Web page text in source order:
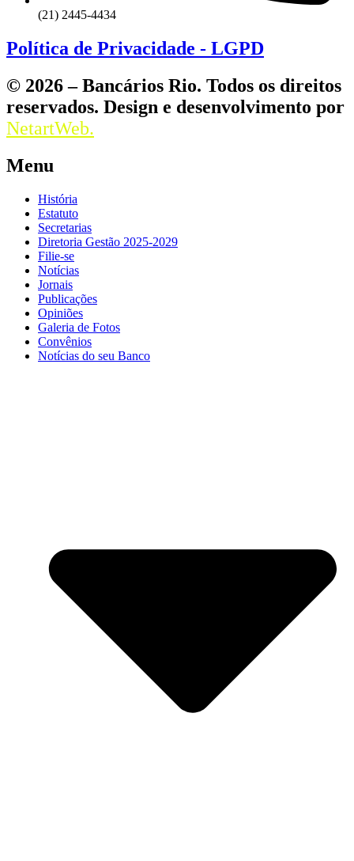
(21) 2445-4434
Política de Privacidade - LGPD
© 2026 – Bancários Rio. Todos os direitos
reservados. Design e desenvolvimento por
NetartWeb.
Menu
História
Estatuto
Secretarias
Diretoria Gestão 2025-2029
Filie-se
Notícias
Jornais
Publicações
Opiniões
Galeria de Fotos
Convênios
Notícias do seu Banco